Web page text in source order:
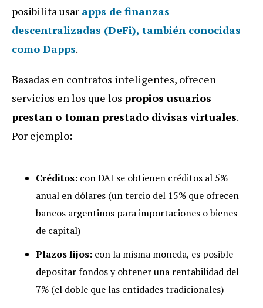
posibilita usar apps de finanzas
descentralizadas (DeFi), también conocidas
como Dapps.
Basadas en contratos inteligentes, ofrecen
servicios en los que los propios usuarios
prestan o toman prestado divisas virtuales.
Por ejemplo:
Créditos: con DAI se obtienen créditos al 5%
anual en dólares (un tercio del 15% que ofrecen
bancos argentinos para importaciones o bienes
de capital)
Plazos fijos: con la misma moneda, es posible
depositar fondos y obtener una rentabilidad del
7% (el doble que las entidades tradicionales)